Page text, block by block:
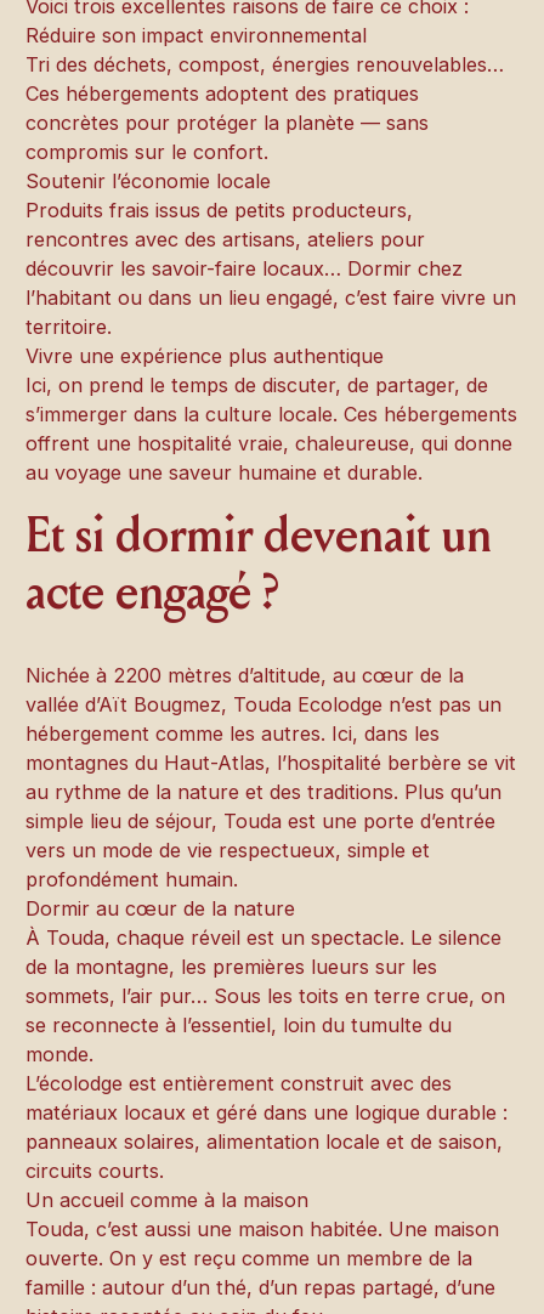
Voici trois excellentes raisons de faire ce choix :
Réduire son impact environnemental
Tri des déchets, compost, énergies renouvelables…
Ces hébergements adoptent des pratiques
concrètes pour protéger la planète — sans
compromis sur le confort.
Soutenir l’économie locale
Produits frais issus de petits producteurs,
rencontres avec des artisans, ateliers pour
découvrir les savoir-faire locaux… Dormir chez
l’habitant ou dans un lieu engagé, c’est faire vivre un
territoire.
Vivre une expérience plus authentique
Ici, on prend le temps de discuter, de partager, de
s’immerger dans la culture locale. Ces hébergements
offrent une hospitalité vraie, chaleureuse, qui donne
au voyage une saveur humaine et durable.
Et si dormir devenait un
acte engagé ?
Nichée à 2200 mètres d’altitude, au cœur de la
vallée d’Aït Bougmez, Touda Ecolodge n’est pas un
hébergement comme les autres. Ici, dans les
montagnes du Haut-Atlas, l’hospitalité berbère se vit
au rythme de la nature et des traditions. Plus qu’un
simple lieu de séjour, Touda est une porte d’entrée
vers un mode de vie respectueux, simple et
profondément humain.
Dormir au cœur de la nature
À Touda, chaque réveil est un spectacle. Le silence
de la montagne, les premières lueurs sur les
sommets, l’air pur… Sous les toits en terre crue, on
se reconnecte à l’essentiel, loin du tumulte du
monde.
L’écolodge est entièrement construit avec des
matériaux locaux et géré dans une logique durable :
panneaux solaires, alimentation locale et de saison,
circuits courts.
Un accueil comme à la maison
Touda, c’est aussi une maison habitée. Une maison
ouverte. On y est reçu comme un membre de la
famille : autour d’un thé, d’un repas partagé, d’une